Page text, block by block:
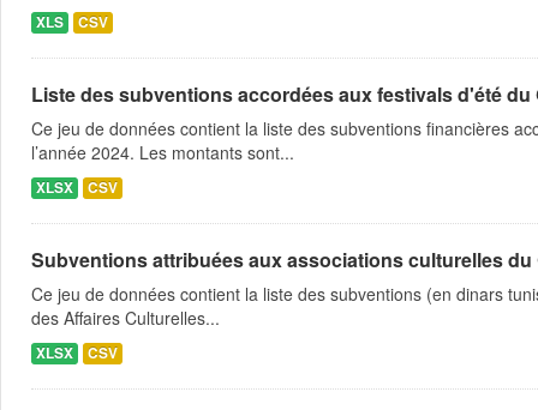
XLS CSV
Liste des subventions accordées aux festivals d'été du
Ce jeu de données contient la liste des subventions financières
l’année 2024. Les montants sont...
XLSX CSV
Subventions attribuées aux associations culturelles du
Ce jeu de données contient la liste des subventions (en dinars
des Affaires Culturelles...
XLSX CSV